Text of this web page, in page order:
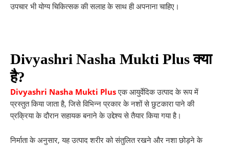
उपचार भी योग्य चिकित्सक की सलाह के साथ ही अपनाना चाहिए।
Divyashri Nasha Mukti Plus क्या
है?
Divyashri Nasha Mukti Plusएक आयुर्वेदिक उत्पाद के रूप में
प्रस्तुत किया जाता है, जिसे विभिन्न प्रकार के नशों से छुटकारा पाने की
प्रक्रिया के दौरान सहायक बनाने के उद्देश्य से तैयार किया गया है।
निर्माता के अनुसार, यह उत्पाद शरीर को संतुलित रखने और नशा छोड़ने के